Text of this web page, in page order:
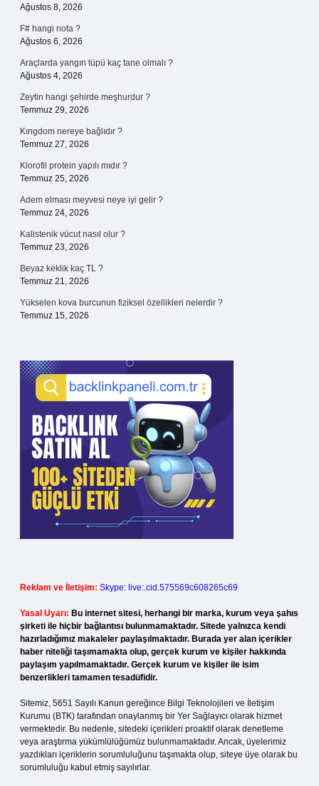
Ağustos 8, 2026
F# hangi nota ?
Ağustos 6, 2026
Araçlarda yangın tüpü kaç tane olmalı ?
Ağustos 4, 2026
Zeytin hangi şehirde meşhurdur ?
Temmuz 29, 2026
Kıngdom nereye bağlıdır ?
Temmuz 27, 2026
Klorofil protein yapılı mıdır ?
Temmuz 25, 2026
Adem elması meyvesi neye iyi gelir ?
Temmuz 24, 2026
Kalistenik vücut nasıl olur ?
Temmuz 23, 2026
Beyaz keklik kaç TL ?
Temmuz 21, 2026
Yükselen kova burcunun fiziksel özellikleri nelerdir ?
Temmuz 15, 2026
Reklam ve İletişim: Skype: live:.cid.575569c608265c69
Yasal Uyarı: Bu internet sitesi, herhangi bir marka, kurum veya şahıs
şirketi ile hiçbir bağlantısı bulunmamaktadır. Sitede yalnızca kendi
hazırladığımız makaleler paylaşılmaktadır. Burada yer alan içerikler
haber niteliği taşımamakta olup, gerçek kurum ve kişiler hakkında
paylaşım yapılmamaktadır. Gerçek kurum ve kişiler ile isim
benzerlikleri tamamen tesadüfidir.
Sitemiz, 5651 Sayılı Kanun gereğince Bilgi Teknolojileri ve İletişim
Kurumu (BTK) tarafından onaylanmış bir Yer Sağlayıcı olarak hizmet
vermektedir. Bu nedenle, sitedeki içerikleri proaktif olarak denetleme
veya araştırma yükümlülüğümüz bulunmamaktadır. Ancak, üyelerimiz
yazdıkları içeriklerin sorumluluğunu taşımakta olup, siteye üye olarak bu
sorumluluğu kabul etmiş sayılırlar.